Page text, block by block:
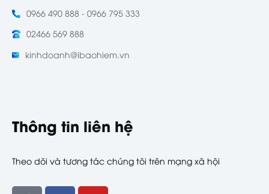
0966 490 888 - 0966 795 333
02466 569 888
kinhdoanh@ibaohiem.vn
Thông tin liên hệ
Theo dõi và tương tác chúng tôi trên mạng xã hội